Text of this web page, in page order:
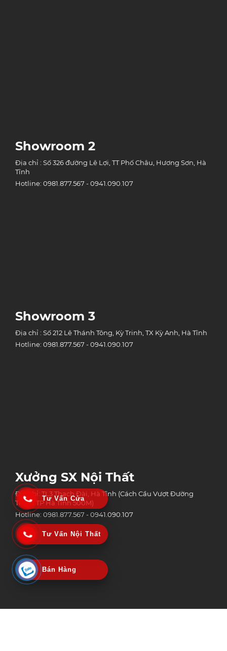
Showroom 2
Địa chỉ : Số 326 đường Lê Lợi, TT Phố Châu, Hương Sơn, Hà
Tĩnh
Hotline: 0981.877.567 - 0941.090.107
Showroom 3
Địa chỉ : Số 212 Lê Thánh Tông, Kỳ Trinh, TX Kỳ Anh, Hà Tĩnh
Hotline: 0981.877.567 - 0941.090.107
Xưởng SX Nội Thất
Địa chỉ: TL3 Thạch Đài, Hà Tĩnh (Cách Cầu Vượt Đường
Tránh TP Hà Tĩnh 500M)
Hotline: 0981.877.567 - 0941.090.107
Tư Vấn Cửa
Tư Vấn Nội Thất
Bán Hàng